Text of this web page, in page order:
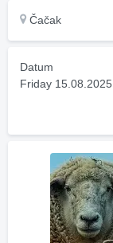
Čačak
Datum
Friday 15.08.2025.